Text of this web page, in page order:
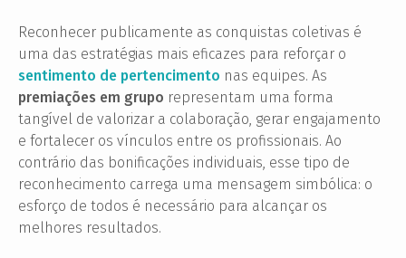
Reconhecer publicamente as conquistas coletivas é
uma das estratégias mais eficazes para reforçar o
sentimento de pertencimento nas equipes. As
premiações em grupo representam uma forma
tangível de valorizar a colaboração, gerar engajamento
e fortalecer os vínculos entre os profissionais. Ao
contrário das bonificações individuais, esse tipo de
reconhecimento carrega uma mensagem simbólica: o
esforço de todos é necessário para alcançar os
melhores resultados.